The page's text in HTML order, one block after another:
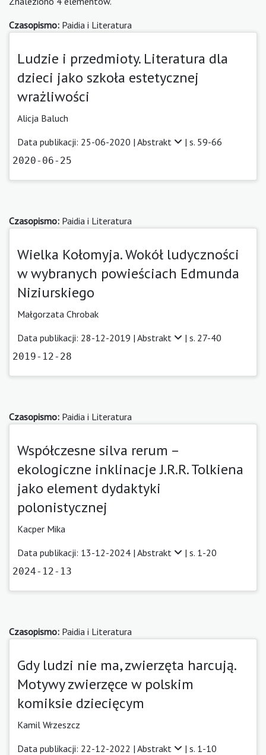
Czasopismo: Paidia i Literatura
Ludzie i przedmioty. Literatura dla
dzieci jako szkoła estetycznej
wrażliwości
Alicja Baluch
Data publikacji: 25-06-2020 | Abstrakt | s. 59-66
2020-06-25
Czasopismo: Paidia i Literatura
Wielka Kołomyja. Wokół ludyczności
w wybranych powieściach Edmunda
Niziurskiego
Małgorzata Chrobak
Data publikacji: 28-12-2019 | Abstrakt | s. 27-40
2019-12-28
Czasopismo: Paidia i Literatura
Współczesne silva rerum –
ekologiczne inklinacje J.R.R. Tolkiena
jako element dydaktyki
polonistycznej
Kacper Mika
Data publikacji: 13-12-2024 | Abstrakt | s. 1-20
2024-12-13
Czasopismo: Paidia i Literatura
Gdy ludzi nie ma, zwierzęta harcują.
Motywy zwierzęce w polskim
komiksie dziecięcym
Kamil Wrzeszcz
Data publikacji: 22-12-2022 | Abstrakt | s. 1-10